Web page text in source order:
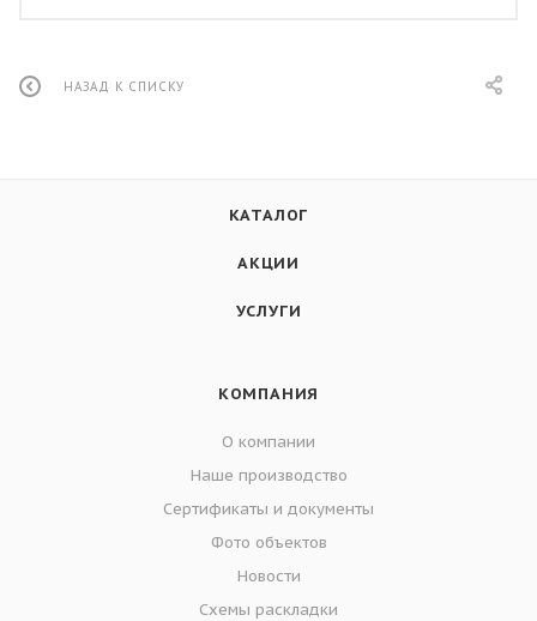
НАЗАД К СПИСКУ
КАТАЛОГ
АКЦИИ
УСЛУГИ
КОМПАНИЯ
О компании
Наше производство
Сертификаты и документы
Фото объектов
Новости
Схемы раскладки